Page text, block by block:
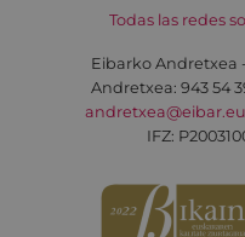
Todas las redes
Eibarko Andretxea
Andretxea: 943 54
IFZ: